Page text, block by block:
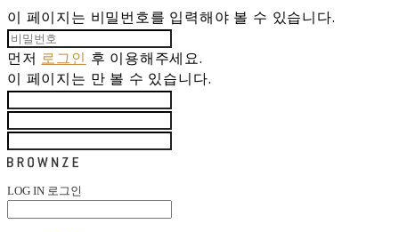
이 페이지는 비밀번호를 입력해야 볼 수 있습니다.
먼저 로그인 후 이용해주세요.
이 페이지는 만 볼 수 있습니다.
LOG IN 로그인